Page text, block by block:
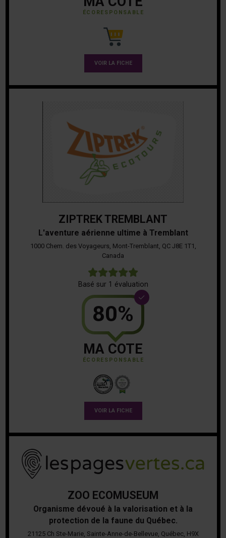
ÉCORESPONSABLE
VOIR LA FICHE
ZIPTREK TREMBLANT
L'aventure aérienne ultime à Tremblant
1000 Chem. des Voyageurs, Mont-Tremblant, QC J8E 1T1,
Canada
Basé sur 1 évaluation
80%
MA COTE
ÉCORESPONSABLE
VOIR LA FICHE
ZOO ECOMUSEUM
Organisme dévoué à la valorisation et à la
protection de la faune du Québec.
21125 Ch Ste-Marie, Sainte-Anne-de-Bellevue, Québec, H9X